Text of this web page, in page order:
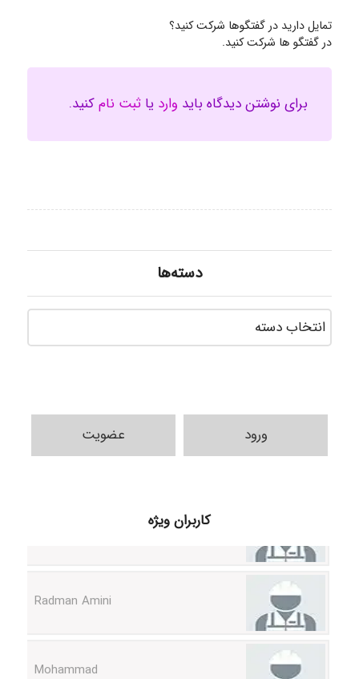
تمایل دارید در گفتگوها شرکت کنید؟
در گفتگو ها شرکت کنید.
برای نوشتن دیدگاه باید وارد یا ثبت نامکنید.
دسته‌ها
ورود عضویت
کاربران ویژه